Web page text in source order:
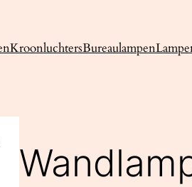
KroonluchtersBureaulampen